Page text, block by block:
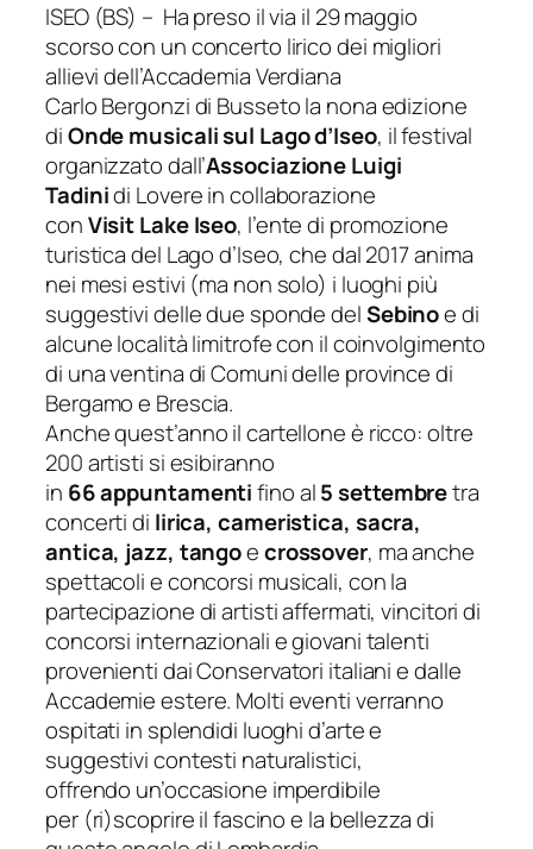
ISEO (BS) – Ha preso il via il 29 maggio
scorso con un concerto lirico dei migliori
allievi dell’Accademia Verdiana
Carlo Bergonzi di Busseto la nona edizione
diOnde musicali sul Lago d’Iseo, il festival
organizzato dall’Associazione Luigi
Tadinidi Lovere in collaborazione
conVisitLake Iseo, l’ente di promozione
turistica del Lago d’Iseo, che dal 2017 anima
nei mesi estivi (ma non solo) i luoghi più
suggestivi delle due sponde delSebinoe di
alcune località limitrofe con il coinvolgimento
di una ventina di Comuni delle province di
Bergamo e Brescia.
Anche quest’anno il cartellone è ricco: oltre
200 artisti si esibiranno
in 66appuntamentifinoal5 settembretra
concerti di lirica, cameristica, sacra,
antica, jazz, tangoecrossover, ma anche
spettacoli econcorsi musicali, con la
partecipazione di artisti affermati, vincitori di
concorsi internazionali e giovani talenti
provenienti dai Conservatori italiani e dalle
Accademie estere. Molti eventi verranno
ospitati in splendidi luoghi d’arte e
suggestivi contesti naturalistici,
offrendo un’occasione imperdibile
per (ri)scoprire il fascino e la bellezza di